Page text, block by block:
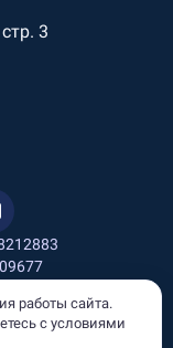
3
информационный
офертой.
работы сайта.
с условиями